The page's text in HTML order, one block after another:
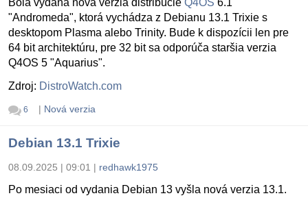
Bola vydaná nová verzia distribúcie Q4OS 6.1
"Andromeda", ktorá vychádza z Debianu 13.1 Trixie s
desktopom Plasma alebo Trinity. Bude k dispozícii len pre
64 bit architektúru, pre 32 bit sa odporúča staršia verzia
Q4OS 5 "Aquarius".
Zdroj: DistroWatch.com
6 | Nová verzia
Debian 13.1 Trixie
08.09.2025 | 09:01 | redhawk1975
Po mesiaci od vydania Debian 13 vyšla nová verzia 13.1.